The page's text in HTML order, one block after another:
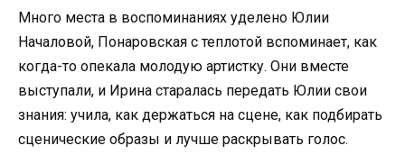
Много места в воспоминаниях уделено Юлии
Началовой, Понаровская с теплотой вспоминает, как
когда-то опекала молодую артистку. Они вместе
выступали, и Ирина старалась передать Юлии свои
знания: учила, как держаться на сцене, как подбирать
сценические образы и лучше раскрывать голос.